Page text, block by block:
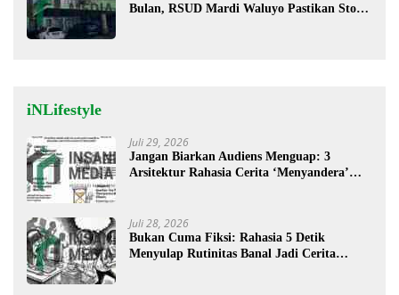
Bulan, RSUD Mardi Waluyo Pastikan Stok
iNLifestyle
Juli 29, 2026
Jangan Biarkan Audiens Menguap: 3
Arsitektur Rahasia Cerita ‘Menyandera’
Juli 28, 2026
Bukan Cuma Fiksi: Rahasia 5 Detik
Menyulap Rutinitas Banal Jadi Cerita